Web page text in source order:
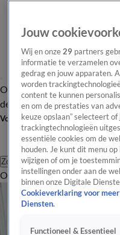
OverzichtAfleveringen
de redactieNieuwsbrief
Volg Shownieuws
Zoeken
OverzichtEntertainment
Jouw
Wij en onze 29 partners
informatie te verzamelen
gedrag en jouw apparaten.
worden
content te kunnen
en om de prestaties van
keuze opslaan” selecteert
trackingtechnologieën
essentiële cookies om de
houden. Je kunt dit menu
wijzigen of om je
instellingen onder aan de
binnen onze Digitale
Cookieverklaring voor
Diensten.
Functioneel & Essentieel